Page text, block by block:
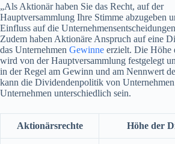
„Als Aktionär haben Sie das Recht, auf der
Hauptversammlung Ihre Stimme abzugeben
Einfluss auf die
Zudem haben Aktionäre Anspruch auf eine
das Unternehmen Gewinne erzielt. Die Höhe
wird von der Hauptversammlung festgelegt
in der Regel am Gewinn und am Nennwert
kann die Dividendenpolitik von
Unternehmen unterschiedlich sein.
Aktionärsrechte Höhe der